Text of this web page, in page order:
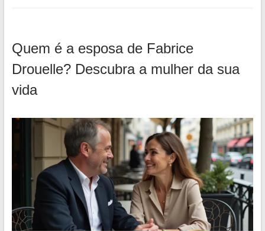
Quem é a esposa de Fabrice
Drouelle? Descubra a mulher da sua
vida